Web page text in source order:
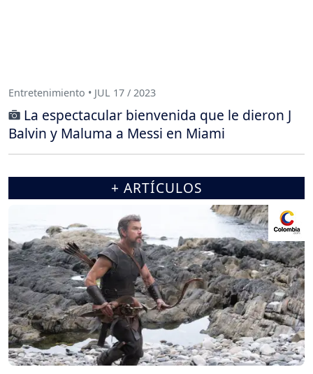
Entretenimiento • JUL 17 / 2023
La espectacular bienvenida que le dieron J
Balvin y Maluma a Messi en Miami
+ ARTÍCULOS